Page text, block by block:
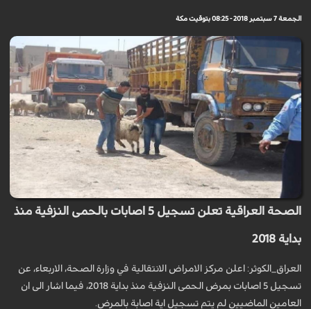
الجمعة 7 سبتمبر 2018 - 08:25 بتوقيت مكة
الصحة العراقية تعلن تسجيل 5 اصابات بالحمى النزفية منذ
بداية 2018
العراق_الكوثر: اعلن مركز الامراض الانتقالية في وزارة الصحة، الاربعاء، عن
تسجيل 5 اصابات بمرض الحمى النزفية منذ بداية 2018، فيما اشار الى ان
العامين الماضيين لم يتم تسجيل اية اصابة بالمرض.